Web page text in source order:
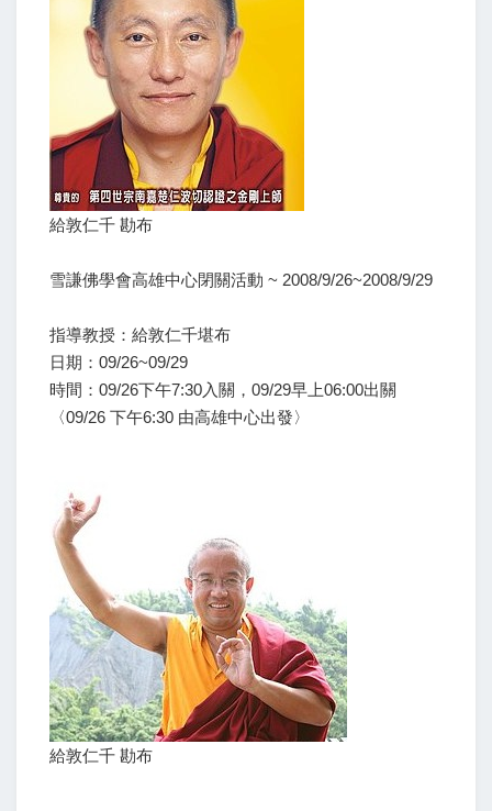
給敦仁千 勘布
雪謙佛學會高雄中心閉關活動 ~ 2008/9/26~2008/9/29
指導教授：給敦仁千堪布
日期：09/26~09/29
時間：09/26下午7:30入關，09/29早上06:00出關
〈09/26 下午6:30 由高雄中心出發〉
給敦仁千 勘布